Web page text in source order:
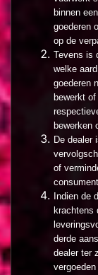
binnen
goederen
op de
Tevens is
welke
goederen
bewerkt
bewerken
De dealer
of
Indien de
krachtens
derde
dealer ter